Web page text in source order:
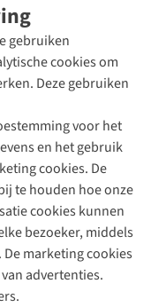
gebruiken
cookies om
Deze gebruiken
voor het
en het gebruik
cookies. De
te houden hoe onze
cookies kunnen
bezoeker, middels
marketing cookies
advertenties.